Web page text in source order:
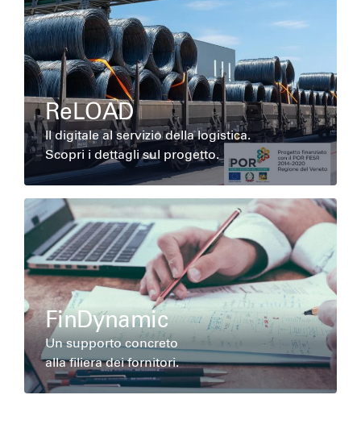
ReLOAD
Il digitale al servizio della logistica.
Scopri i dettagli sul progetto.
FinDynamic
Un supporto concreto
alla filiera dei fornitori.